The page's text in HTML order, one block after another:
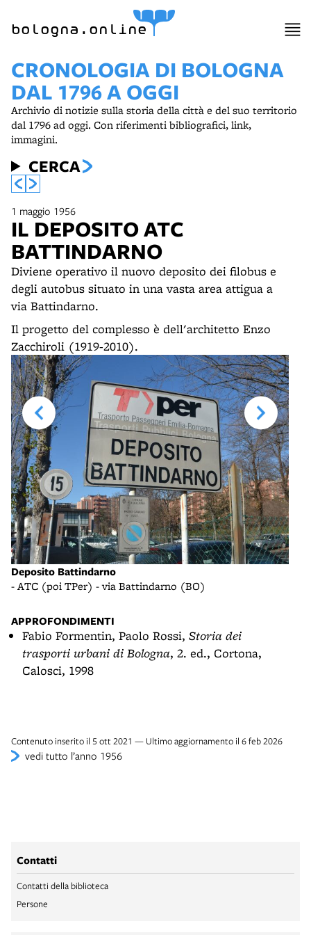
bologna.online
CRONOLOGIA DI BOLOGNA
DAL 1796 A OGGI
Archivio di notizie sulla storia della città e del suo territorio
dal 1796 ad oggi. Con riferimenti bibliografici, link,
immagini.
CERCA
1 maggio 1956
IL DEPOSITO ATC
BATTINDARNO
Diviene operativo il nuovo deposito dei filobus e
degli autobus situato in una vasta area attigua a
via Battindarno.
Il progetto del complesso è dell'architetto Enzo
Zacchiroli (1919-2010).
Deposito Battindarno
- ATC (poi TPer) - via Battindarno (BO)
APPROFONDIMENTI
Fabio Formentin, Paolo Rossi, Storia dei
trasporti urbani di Bologna, 2. ed., Cortona,
Calosci, 1998
Contenuto inserito il 5 ott 2021 — Ultimo aggiornamento il 6 feb 2026
vedi tutto l’anno 1956
Contatti
Contatti della biblioteca
Persone